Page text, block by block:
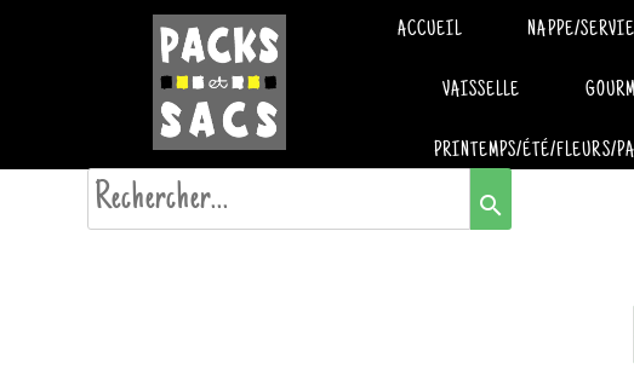
ACCUEIL NAPPE/
VAISSELLE
PRINTEMPS/ÉTÉ/FLEURS/
search